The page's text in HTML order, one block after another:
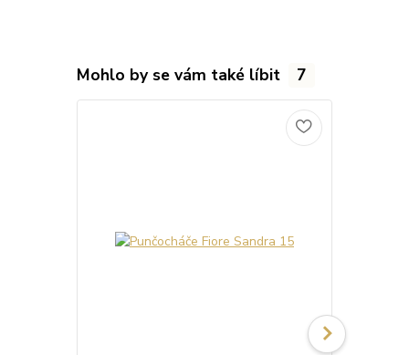
Mohlo by se vám také líbit 7